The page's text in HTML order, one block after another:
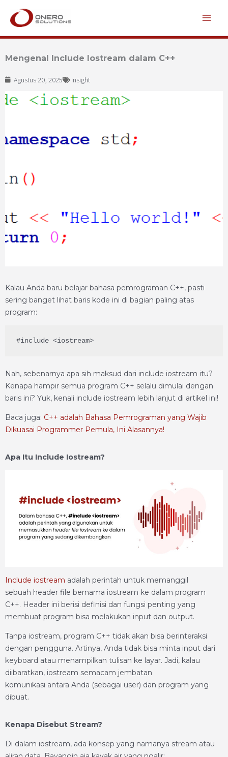
Lewati
Mengenal Include Iostream dalam C++
Agustus 20, 2025 Insight
Kalau Anda baru belajar bahasa pemrograman C++, pasti
sering banget lihat baris kode ini di bagian paling atas
program:
#include <iostream>
Nah, sebenarnya apa sih maksud dari include iostream itu?
Kenapa hampir semua program C++ selalu dimulai dengan
baris ini? Yuk, kenali include iostream lebih lanjut di artikel ini!
Baca juga: C++ adalah Bahasa Pemrograman yang Wajib
Dikuasai Programmer Pemula, Ini Alasannya!
Apa Itu Include Iostream?
Include iostream adalah perintah untuk memanggil
sebuah header file bernama iostream ke dalam program
C++. Header ini berisi definisi dan fungsi penting yang
membuat program bisa melakukan input dan output.
Tanpa iostream, program C++ tidak akan bisa berinteraksi
dengan pengguna. Artinya, Anda tidak bisa minta input dari
keyboard atau menampilkan tulisan ke layar. Jadi, kalau
diibaratkan, iostream semacam jembatan
komunikasi antara Anda (sebagai user) dan program yang
dibuat.
Kenapa Disebut Stream?
Di dalam iostream, ada konsep yang namanya stream atau